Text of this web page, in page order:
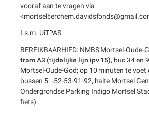
vooraf aan te vragen via
I.s.m. UiTPAS.
BEREIKBAARHIED: NMBS Mortsel-Oude-
tram A3 (tijdelijke lijn ipv 15), bus 34 en
Mortsel-Oude-God; op 10 minuten te voet
bussen 51-52-53-91-92, halte Mortsel
Ondergrondse Parking Indigo Mortsel
fiets).